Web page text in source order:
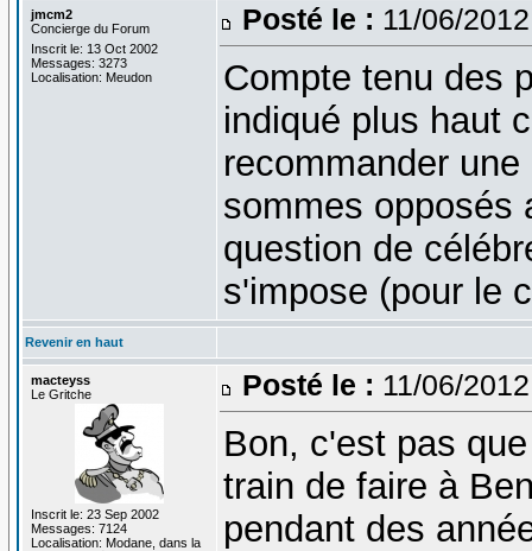
jmcm2
Concierge du Forum
Inscrit le: 13 Oct 2002
Messages: 3273
Localisation: Meudon
Posté le : 11/06/
Compte tenu des
indiqué plus haut
recommander
sommes opposés
question de
s'impose (pour le
Revenir en haut
macteyss
Le Gritche
Inscrit le: 23 Sep 2002
Messages: 7124
Localisation: Modane, dans la
Posté le : 11/06/
Bon, c'est pas
train de faire à
pendant des